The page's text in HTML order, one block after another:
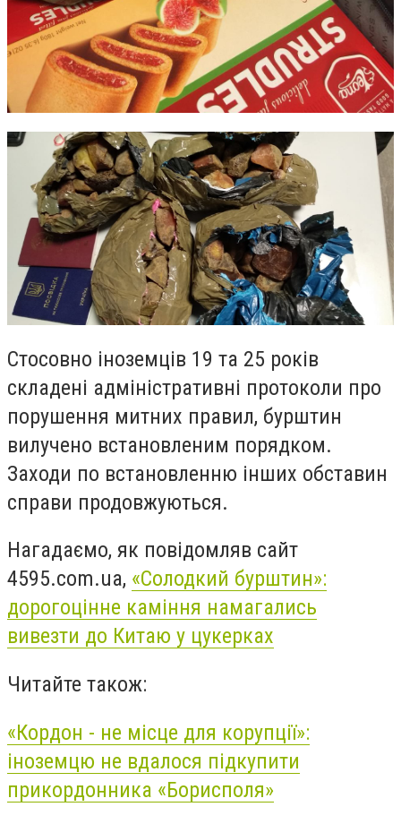
Стосовно іноземців 19 та 25 років
складені адміністративні протоколи про
порушення митних правил, бурштин
вилучено встановленим порядком.
Заходи по встановленню інших обставин
справи продовжуються.
Нагадаємо, як повідомляв сайт
4595.com.ua, «Солодкий бурштин»:
дорогоцінне каміння намагались
вивезти до Китаю у цукерках
Читайте також:
«Кордон - не місце для корупції»:
іноземцю не вдалося підкупити
прикордонника «Борисполя»